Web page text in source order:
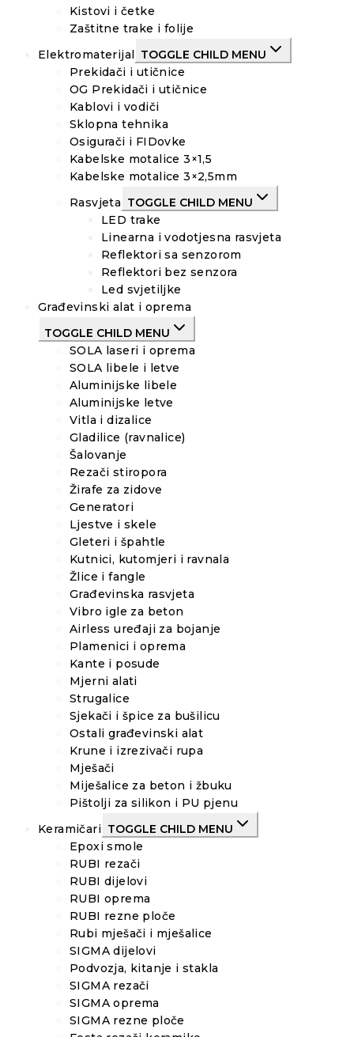
Kistovi i četke
Zaštitne trake i folije
Elektromaterijal
TOGGLE CHILD MENU
Prekidači i utičnice
OG Prekidači i utičnice
Kablovi i vodiči
Sklopna tehnika
Osigurači i FIDovke
Kabelske motalice 3×1,5
Kabelske motalice 3×2,5mm
Rasvjeta TOGGLE CHILD MENU
LED trake
Linearna i vodotjesna rasvjeta
Reflektori sa senzorom
Reflektori bez senzora
Led svjetiljke
Građevinski alat i oprema
TOGGLE CHILD MENU
SOLA laseri i oprema
SOLA libele i letve
Aluminijske libele
Aluminijske letve
Vitla i dizalice
Gladilice (ravnalice)
Šalovanje
Rezači stiropora
Žirafe za zidove
Generatori
Ljestve i skele
Gleteri i špahtle
Kutnici, kutomjeri i ravnala
Žlice i fangle
Građevinska rasvjeta
Vibro igle za beton
Airless uređaji za bojanje
Plamenici i oprema
Kante i posude
Mjerni alati
Strugalice
Sjekači i špice za bušilicu
Ostali građevinski alat
Krune i izrezivači rupa
Mješači
Miješalice za beton i žbuku
Pištolji za silikon i PU pjenu
Keramičari TOGGLE CHILD MENU
Epoxi smole
RUBI rezači
RUBI dijelovi
RUBI oprema
RUBI rezne ploče
Rubi mješači i mješalice
SIGMA dijelovi
Podvozja, kitanje i stakla
SIGMA rezači
SIGMA oprema
SIGMA rezne ploče